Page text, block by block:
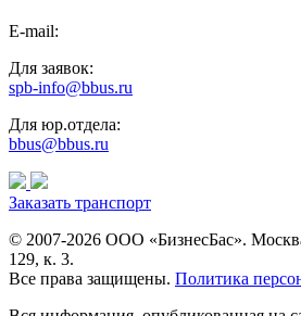
E-mail:
Для заявок:
spb-info@bbus.ru
Для юр.отдела:
bbus@bbus.ru
Заказать транспорт
© 2007-2026 ООО «БизнесБас».
129, к. 3.
Все права защищены. Политика